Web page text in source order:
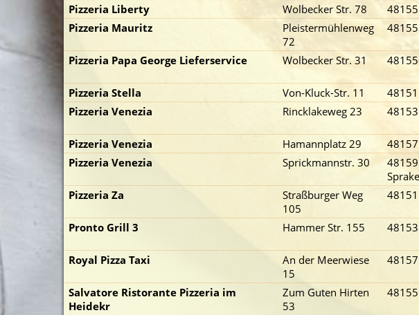
Pizzeria Liberty Wolbecker Str. 78
Pizzeria Mauritz
Pleistermühlenweg
72
Pizzeria Papa George Lieferservice Wolbecker Str. 31
Pizzeria Stella
Von-Kluck-Str. 11
Pizzeria Venezia
Rincklakeweg 23
Pizzeria Venezia
Hamannplatz 29
Pizzeria Venezia
Sprickmannstr. 30
Pizzeria Za
Straßburger Weg
105
Pronto Grill 3
Hammer Str. 155
Royal Pizza Taxi
An der Meerwiese
15
Salvatore Ristorante Pizzeria im
Heidekr
Zum Guten Hirten
53